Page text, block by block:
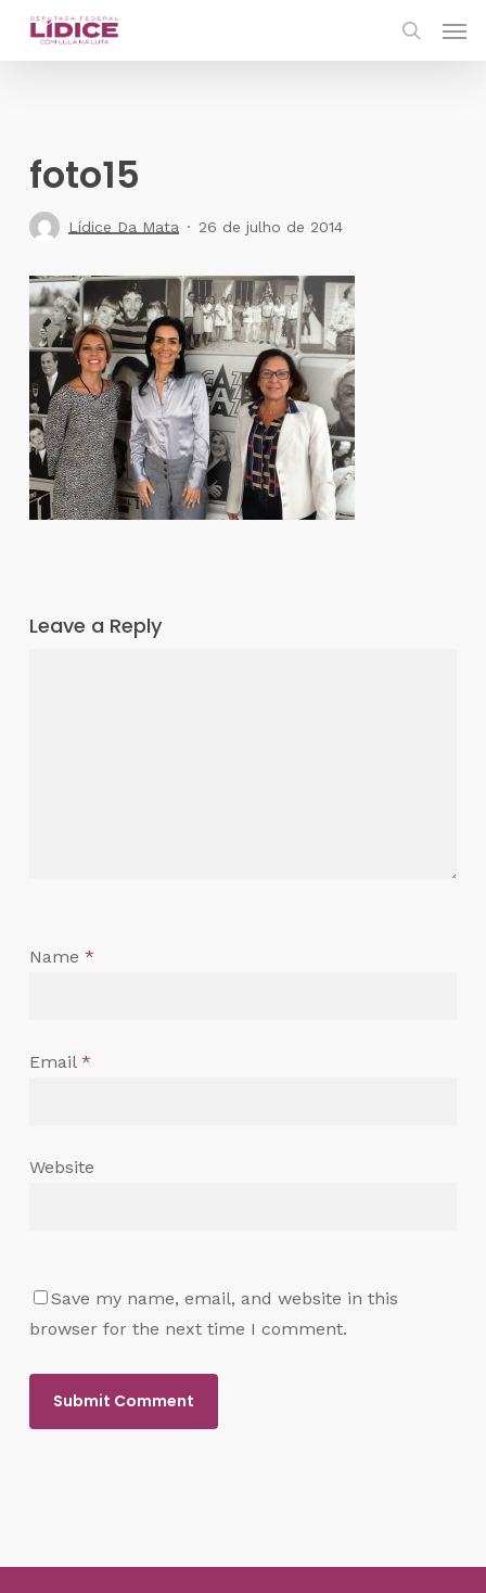
Skip
foto15
Lídice Da Mata 26 de julho de 2014
Leave a Reply
Name *
Email *
Website
Save my name, email, and website in this
browser for the next time I comment.